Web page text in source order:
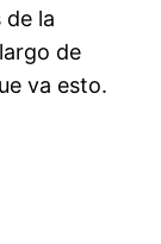
de la
de
va esto.